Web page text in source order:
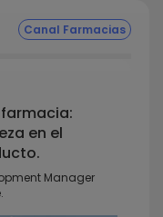
Canal Farmacias
en el
Manager